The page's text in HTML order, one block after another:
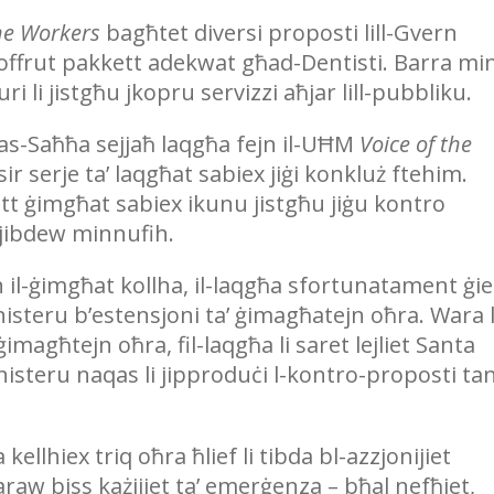
Workers bagħtet diversi proposti lill-Gvern
pakkett adekwat għad-Dentisti. Barra
li jistgħu jkopru servizzi aħjar lill-pubbliku.
Saħħa sejjaħ laqgħa fejn il-UĦM Voice of the
serje ta’ laqgħat sabiex jiġi konkluż ftehim.
ġimgħat sabiex ikunu jistgħu jiġu kontro
minnufih.
ġimgħat kollha, il-laqgħa sfortunatament
b’estensjoni ta’ ġimagħatejn oħra. Wara
oħra, fil-laqgħa li saret lejliet Santa
naqas li jipproduċi l-kontro-proposti
kellhiex triq oħra ħlief li tibda bl-azzjonijiet
biss każijiet ta’ emerġenza – bħal nefħiet,